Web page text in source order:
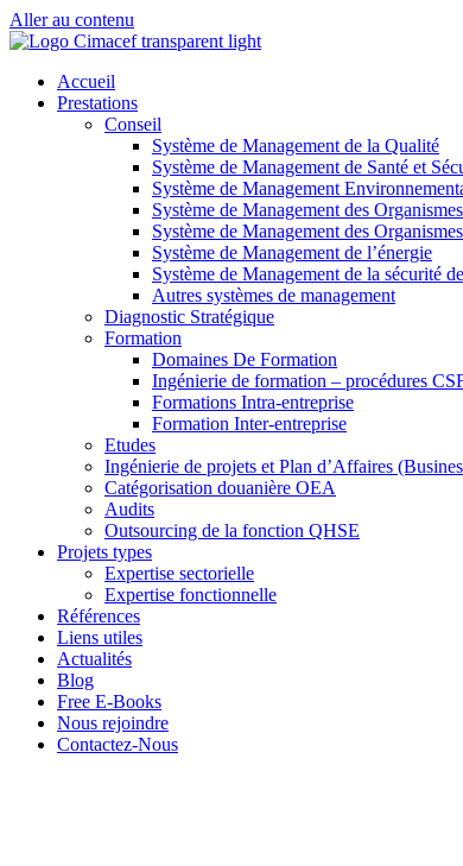
Aller au contenu
Accueil
Prestations
Conseil
Système de Management de la Qualité
Système de Management de Santé et
Système de Management
Système de Management des
Système de Management des
Système de Management de l’énergie
Système de Management de la sécurité
Autres systèmes de management
Diagnostic Stratégique
Formation
Domaines De Formation
Ingénierie de formation – procédures
Formations Intra-entreprise
Formation Inter-entreprise
Etudes
Ingénierie de projets et Plan d’Affaires
Catégorisation douanière OEA
Audits
Outsourcing de la fonction QHSE
Projets types
Expertise sectorielle
Expertise fonctionnelle
Références
Liens utiles
Actualités
Blog
Free E-Books
Nous rejoindre
Contactez-Nous